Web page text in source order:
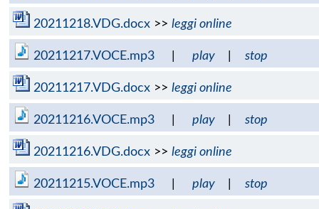
20211218.VDG.docx >> leggi online
20211217.VOCE.mp3 play stop
20211217.VDG.docx >> leggi online
20211216.VOCE.mp3 play stop
20211216.VDG.docx >> leggi online
20211215.VOCE.mp3 play stop